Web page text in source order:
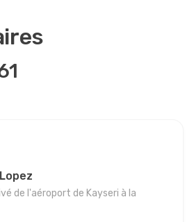
de l'aéroport de Kayseri à la